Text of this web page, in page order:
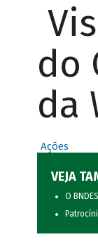
do
da
Ações
VEJA
O